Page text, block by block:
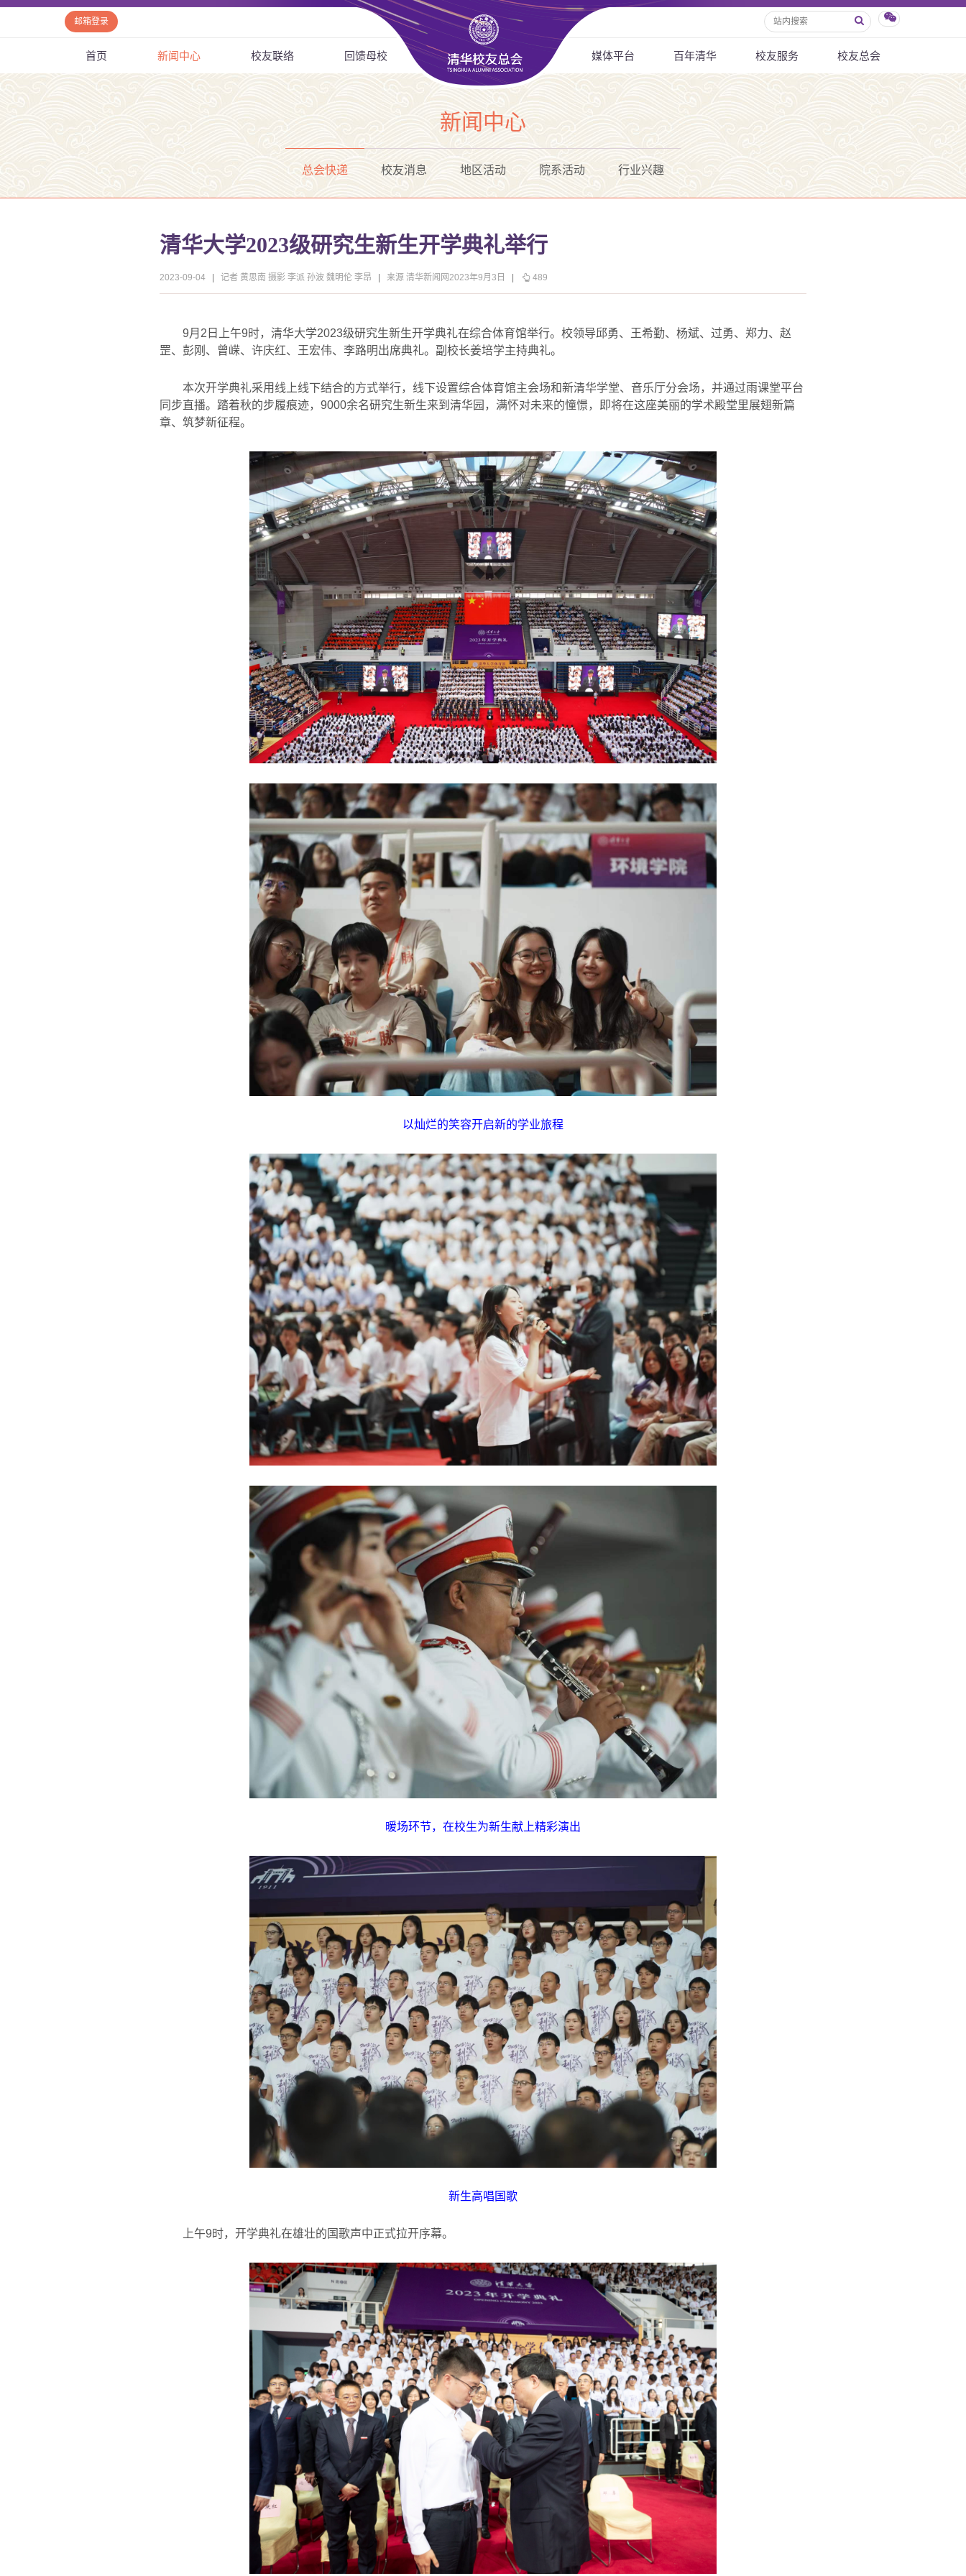
邮箱登录
首页 新闻中心 校友联络 回馈母校 媒体平台 百年清华 校友服务 校友总会
新闻中心
总会快递 校友消息 地区活动 院系活动 行业兴趣
清华大学2023级研究生新生开学典礼举行
2023-09-04 记者 黄思南 摄影 李派 孙波 魏明伦 李昂 来源 清华新闻网2023年9月3日 489
9月 2 日上午9时，清华大学2023级研究生新生开学典礼在综合体育馆举行。校领导邱勇、王希勤、杨斌、过勇、郑力、赵
罡、彭刚、曾嵘、许庆红、王宏伟、李路明出席典礼。副校长姜培学主持典礼。
本次开学典礼采用线上线下结合的方式举行，线下设置综合体育馆主会场和新清华学堂、音乐厅分会场，并通过雨课堂平台
同步直播。踏着秋的步履痕迹， 9000余名研究生新生来到清华园，满怀对未来的憧憬，即将在这座美丽的学术殿堂里展翅新篇
章、筑梦新征程。
以灿烂的笑容开启新的学业旅程
暖场环节，在校生为新生献上精彩演出
新生高唱国歌
上午9时，开学典礼在雄壮的国歌声中正式拉开序幕。